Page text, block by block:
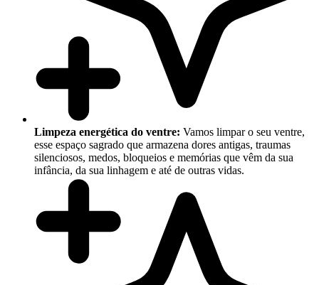
Limpeza energética do ventre: Vamos limpar o seu ventre,
esse espaço sagrado que armazena dores antigas, traumas
silenciosos, medos, bloqueios e memórias que vêm da sua
infância, da sua linhagem e até de outras vidas.